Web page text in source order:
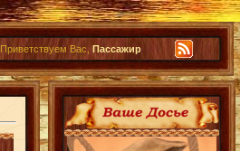
Приветствуем Вас, Пассажир